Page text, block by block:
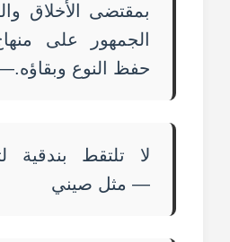
بمقتضى الأخلاق
الجمهور على
حفظ النوع
لا تلتقط بندقية
— مثل صيني